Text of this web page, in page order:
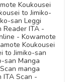
Koukousei
to Jimiko-
san Leggi
Reader ITA -
- Kowamote
Koukousei
to Jimiko-san
san Manga
manga
ITA Scan -